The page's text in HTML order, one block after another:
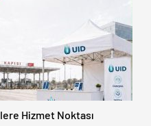
Hizmet Noktası